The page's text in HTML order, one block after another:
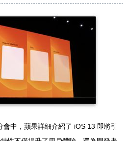
中，蘋果詳細介紹了 iOS 13 即將引